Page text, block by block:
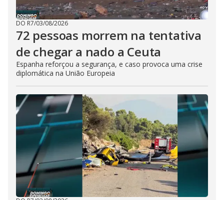
DO R7/03/08/2026
72 pessoas morrem na tentativa
de chegar a nado a Ceuta
Espanha reforçou a segurança, e caso provoca uma crise
diplomática na União Europeia